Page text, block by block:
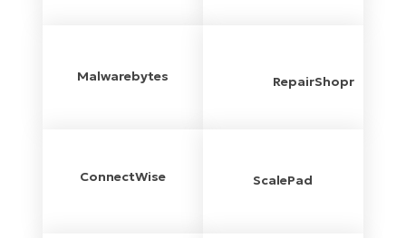
Malwarebytes RepairShopr
ConnectWise ScalePad